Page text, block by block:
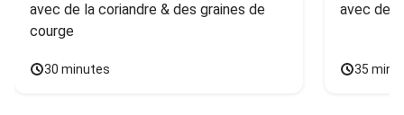
avec de la coriandre & des graines de
courge
30 minutes
avec des
35